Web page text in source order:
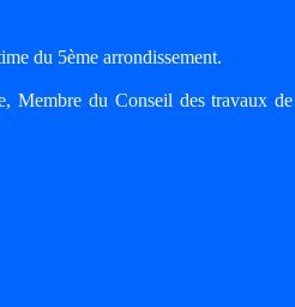
du 5ème arrondissement.
Membre du Conseil des travaux